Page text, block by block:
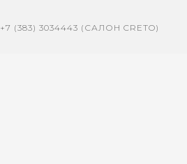
+7 (383) 3034443 (САЛОН CRETO)